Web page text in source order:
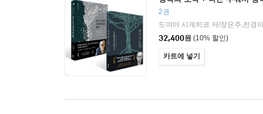
2권
도야마 시게히코 저/장은주,전경
32,400원 (10% 할인)
카트에 넣기